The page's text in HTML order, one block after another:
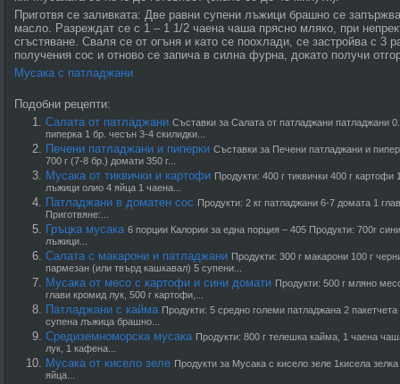
Приготвя се заливката: Две равни супени лъжици брашно се
масло. Разреждат се с 1 – 1 1/2 чаена чаша прясно мляко, при
сгъстяване. Сваля се от огъня и като се поохлади, се застройва с 3
получе­ния сос и отново се запича в силна фурна, до­като получи
Мусака с патладжани
Подобни рецепти:
Салата от патладжани Съставки за Салата от патладжани патладжани
пиперка 1 бр. чесън 3-4 скилидки...
Печени патладжани и пиперки Съставки за Печени патладжани и
700 г (7-8 бр.) домати 350 г...
Мусака от тиквички и картофи Продукти: 400 г тиквички 400 г
лъжици олио 4 яйца 1 чаена...
Патладжани в доматен сос Продукти: 2 кг патладжани 6-7 домата 1
Приготвяне:...
Гръцка мусака 6 порции Калории за една порция – 405 Продукти: 700г
лъжици...
Салата с макарони и патладжани Продукти: 300 г макарони 100 г
пармезан (или твърд кашкавал) 5 супени...
Мусака от месо с картофи и сини домати Продукти: 500 г мляно
глави кромид лук, 500 г картофи,...
Патладжани с кайма Продукти: 5 средно голе­ми патладжана 2
супена лъжица брашно...
Средиземноморска мусака Продукти: 800 г телешка кайма, 1 чаена
лук, 1 кафена...
Мусака от кисело зеле Продукти за Мусака с кисело зеле 1кисела
яйца...